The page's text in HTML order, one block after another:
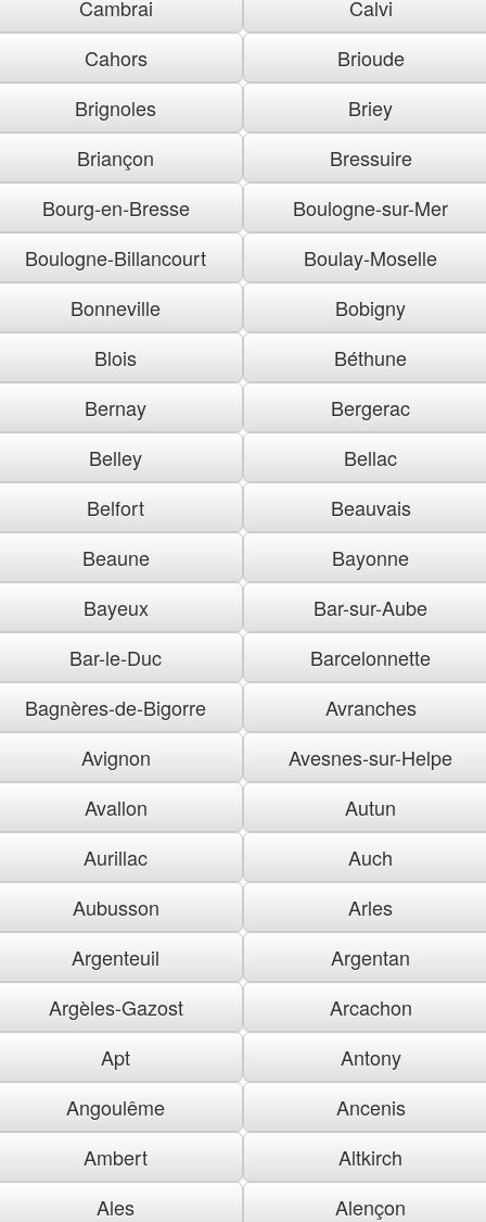
Cambrai
Calvi
Cahors
Brioude
Brignoles
Briey
Briançon
Bressuire
Bourg-en-Bresse
Boulogne-sur-Mer
Boulogne-Billancourt
Boulay-Moselle
Bonneville
Bobigny
Blois
Béthune
Bernay
Bergerac
Belley
Bellac
Belfort
Beauvais
Beaune
Bayonne
Bayeux
Bar-sur-Aube
Bar-le-Duc
Barcelonnette
Bagnères-de-Bigorre
Avranches
Avignon
Avesnes-sur-Helpe
Avallon
Autun
Aurillac
Auch
Aubusson
Arles
Argenteuil
Argentan
Argèles-Gazost
Arcachon
Apt
Antony
Angoulême
Ancenis
Ambert
Altkirch
Ales
Alençon